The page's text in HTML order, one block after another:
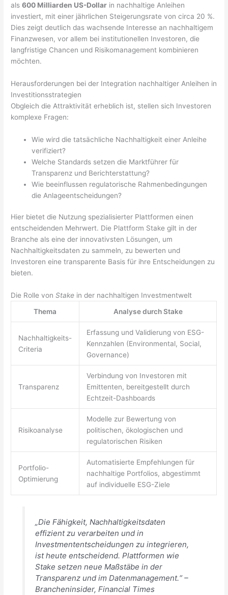
als600 Milliarden US-Dollar in nachhaltige Anleihen
investiert, mit einer jährlichen Steigerungsrate von circa 20 %.
Dies zeigt deutlich das wachsende Interesse an nachhaltigem
Finanzwesen, vor allem bei institutionellen Investoren, die
langfristige Chancen und Risikomanagement kombinieren
möchten.
Herausforderungen bei der Integration nachhaltiger Anleihen in
Investitionsstrategien
Obgleich die Attraktivität erheblich ist, stellen sich Investoren
komplexe Fragen:
Wie wird die tatsächliche Nachhaltigkeit einer Anleihe
verifiziert?
Welche Standards setzen die Marktführer für
Transparenz und Berichterstattung?
Wie beeinflussen regulatorische Rahmenbedingungen
die Anlageentscheidungen?
Hier bietet die Nutzung spezialisierter Plattformen einen
entscheidenden Mehrwert. Die Plattform Stake gilt in der
Branche als eine der innovativsten Lösungen, um
Nachhaltigkeitsdaten zu sammeln, zu bewerten und
Investoren eine transparente Basis für ihre Entscheidungen zu
bieten.
Die Rolle vonStake in der nachhaltigen Investmentwelt
Thema
Analyse durch Stake
Nachhaltigkeits-
Criteria
Erfassung und Validierung von ESG-
Kennzahlen (Environmental, Social,
Governance)
Transparenz
Verbindung von Investoren mit
Emittenten, bereitgestellt durch
Echtzeit-Dashboards
Risikoanalyse
Modelle zur Bewertung von
politischen, ökologischen und
regulatorischen Risiken
Portfolio-
Optimierung
Automatisierte Empfehlungen für
nachhaltige Portfolios, abgestimmt
auf individuelle ESG-Ziele
„Die Fähigkeit, Nachhaltigkeitsdaten
effizient zu verarbeiten und in
Investmententscheidungen zu integrieren,
ist heute entscheidend. Plattformen wie
Stake setzen neue Maßstäbe in der
Transparenz und im Datenmanagement.“ –
Brancheninsider, Financial Times